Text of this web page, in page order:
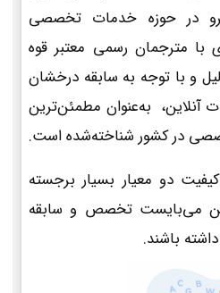
در حوزه خدمات تخصصی
با مترجمان رسمی معتبر قوه
و با توجه به سابقه درخشان
آنلاین، به‌عنوان مطمئن‌ترین
در کشور شناخته‌شده است.
دو معیار بسیار برجسته
می‌بایست تخصص و سابقه
باشند.